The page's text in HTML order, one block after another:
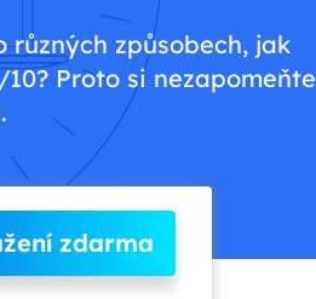
různých způsobech, jak
Proto si nezapomeňte
zdarma